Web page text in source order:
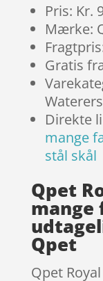
Pris: Kr.
Mærke:
Gratis
Waterers
Direkte
mange
stål skål
Qpet
mange
Qpet
Qpet